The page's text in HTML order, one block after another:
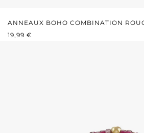
ANNEAUX BOHO COMBINATION
PRIX RÉGULIER :
19,99 €